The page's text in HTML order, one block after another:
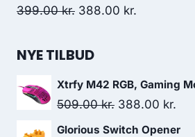
199.00 kr..
399.00kr. Original
was:
388.00 kr.
NYE TILBUD
Xtrfy M42 RGB, Gaming
509.00kr. Original
price
388.00 kr.
Glorious Switch Opener